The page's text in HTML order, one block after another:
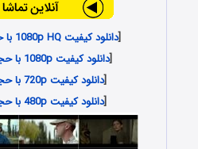
[دانلود کیفیت 1080p HQ با حجم 2.58 گیگابایت
[دانلود کیفیت 1080p با حجم 1.71 گیگابایت
[دانلود کیفیت 720p با حجم 597 مگابایت
[دانلود کیفیت 480p با حجم 351 مگابایت